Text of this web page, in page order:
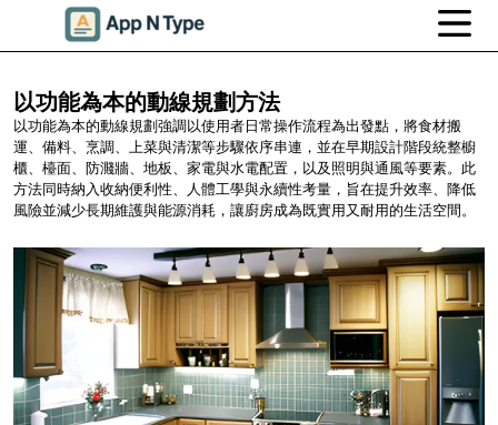
以功能為本的動線規劃方法
以功能為本的動線規劃強調以使用者日常操作流程為出發點，將食材搬
運、備料、烹調、上菜與清潔等步驟依序串連，並在早期設計階段統整櫥
櫃、檯面、防濺牆、地板、家電與水電配置，以及照明與通風等要素。此
方法同時納入收納便利性、人體工學與永續性考量，旨在提升效率、降低
風險並減少長期維護與能源消耗，讓廚房成為既實用又耐用的生活空間。